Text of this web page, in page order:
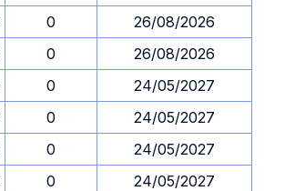
0
26/08/2026
0
26/08/2026
0
24/05/2027
0
24/05/2027
0
24/05/2027
0
24/05/2027